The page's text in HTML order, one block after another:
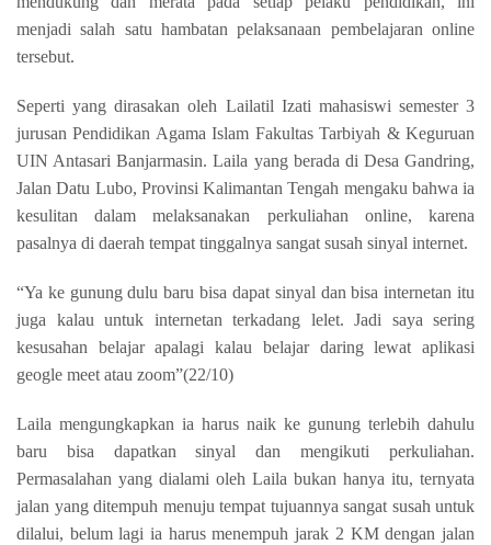
menjadi salah satu hambatan pelaksanaan pembelajaran online
tersebut.
Seperti yang dirasakan oleh Lailatil Izati mahasiswi semester 3
jurusan Pendidikan Agama Islam Fakultas Tarbiyah & Keguruan
UIN Antasari Banjarmasin. Laila yang berada di Desa Gandring,
Jalan Datu Lubo, Provinsi Kalimantan Tengah mengaku bahwa ia
kesulitan dalam melaksanakan perkuliahan online, karena
pasalnya di daerah tempat tinggalnya sangat susah sinyal internet.
“Ya ke gunung dulu baru bisa dapat sinyal dan bisa internetan itu
juga kalau untuk internetan terkadang lelet. Jadi saya sering
kesusahan belajar apalagi kalau belajar daring lewat aplikasi
geogle meet atau zoom”(22/10)
Laila mengungkapkan ia harus naik ke gunung terlebih dahulu
baru bisa dapatkan sinyal dan mengikuti perkuliahan.
Permasalahan yang dialami oleh Laila bukan hanya itu, ternyata
jalan yang ditempuh menuju tempat tujuannya sangat susah untuk
dilalui, belum lagi ia harus menempuh jarak 2 KM dengan jalan